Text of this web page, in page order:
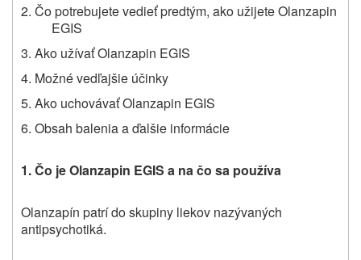
2. Čo potrebujete vedieť predtým, ako užijete Olanzapin
EGIS
3. Ako užívať Olanzapin EGIS
4. Možné vedľajšie účinky
5. Ako uchovávať Olanzapin EGIS
6. Obsah balenia a ďalšie informácie
1. Čo je Olanzapin EGIS a na čo sa používa
Olanzapín patrí do skupiny liekov nazývaných
antipsychotiká.